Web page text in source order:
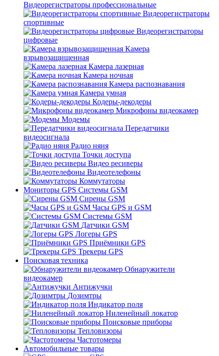
Видеорегистраторы профессиональные
Видеорегистраторы
спортивные
Видеорегистраторы
цифровые
Камера
взрывозащищенная
Камера лазерная
Камера ночная
Камера распознавания
Камера умная
Кодеры-декодеры
Микрофоны видеокамер
Модемы
Передатчики
видеосигнала
Радио няня
Точки доступа
Видео ресиверы
Видеотелефоны
Коммутаторы
Мониторы GPS Системы GSM
Сирены GSM
Часы GPS и GSM
Системы GSM
Датчики GSM
Логеры GPS
Приёмники GPS
Трекеры GPS
Поисковая техника
Обнаружители
видеокамер
Антижучки
Дозимтры
Индикатор поля
Ниленейный локатор
Поисковые приборы
Тепловизоры
Частотомеры
Автомобильные товары